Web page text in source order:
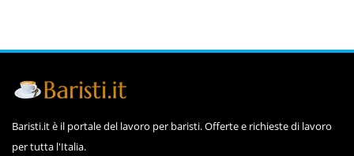
Baristi.it è il portale del lavoro per baristi. Offerte e richieste di lavoro
per tutta l'Italia.